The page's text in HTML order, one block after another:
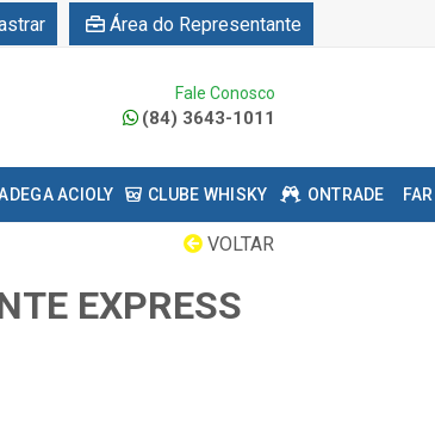
Área do Representante
Fale Conosco
(84) 3643-1011
ACIOLY CLUBE WHISKY ONTRADE
VOLTAR
EXPRESS